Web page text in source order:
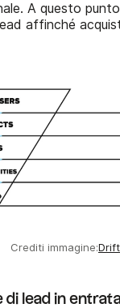
A questo
affinché
Crediti immagine:Drift
di lead in